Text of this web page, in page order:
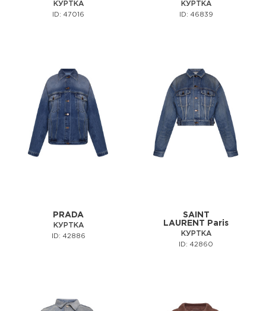
КУРТКА
ID: 47016
КУРТКА
ID: 46839
PRADA
КУРТКА
ID: 42886
SAINT
LAURENT Paris
КУРТКА
ID: 42860